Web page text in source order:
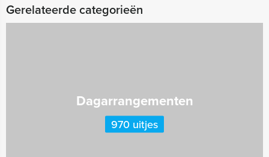
Gerelateerde categorieën
Dagarrangementen
970 uitjes